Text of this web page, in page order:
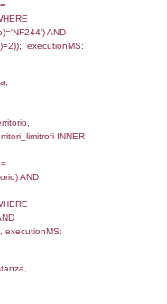
IDArticoloComma,
'%d/%m/
FROM
INNER JOIN
= el_nazioni.IDStato